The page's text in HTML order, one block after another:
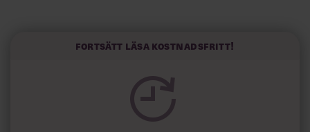
och höjt arbetsglädjen på Google:
Fortsätt läsa kostnadsfritt!